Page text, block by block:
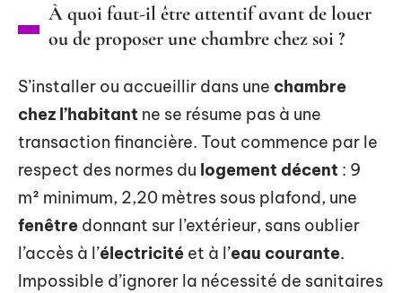
À quoi faut-il être attentif avant de louer
ou de proposer une chambre chez soi ?
S’installer ou accueillir dans une chambre
chez l’habitant ne se résume pas à une
transaction financière. Tout commence par le
respect des normes du logement décent : 9
m² minimum, 2,20 mètres sous plafond, une
fenêtre donnant sur l’extérieur, sans oublier
l’accès à l’électricité et à l’eau courante.
Impossible d’ignorer la nécessité de sanitaires